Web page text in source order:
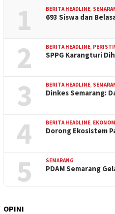
1 BERITA HEADLINE,
693 Siswa dan
2 BERITA HEADLINE,
SPPG Karangturi
3 BERITA HEADLINE,
Dinkes Semarang:
4 BERITA HEADLINE,
Dorong Ekosistem
5 SEMARANG
PDAM Semarang
OPINI